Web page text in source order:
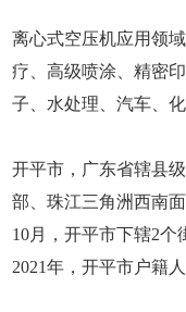
离心式空压机应用领
疗、高级喷涂、精密
子、水处理、汽车、
开平市，广东省辖县
部、珠江三角洲西南
10月，开平市下辖2个
2021年，开平市户籍人